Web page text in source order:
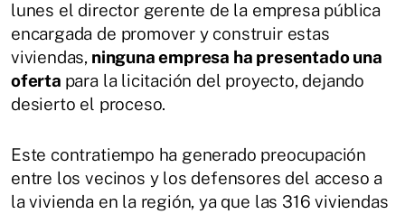
lunes el director gerente de la empresa pública
encargada de promover y construir estas
viviendas, ninguna empresa ha presentado una
oferta para la licitación del proyecto, dejando
desierto el proceso.
Este contratiempo ha generado preocupación
entre los vecinos y los defensores del acceso a
la vivienda en la región, ya que las 316 viviendas